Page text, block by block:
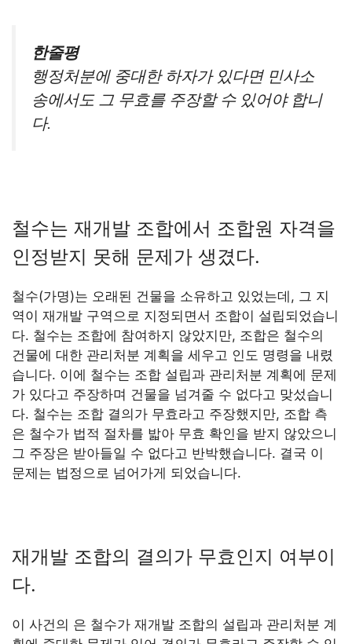
한줄평
행정처분에 중대한 하자가 있다면 민사소
송에서도 그 무효를 주장할 수 있어야 합니
다.
철수는 재개발 조합에서 조합원 자격을
인정받지 못해 문제가 생겼다.
철수(가명)는 오래된 건물을 소유하고 있었는데, 그 지
역이 재개발 구역으로 지정되면서 조합이 설립되었습니
다. 철수는 조합에 참여하지 않았지만, 조합은 철수의
건물에 대한 관리처분 계획을 세우고 인도 명령을 내렸
습니다. 이에 철수는 조합 설립과 관리처분 계획에 문제
가 있다고 주장하며 건물을 넘겨줄 수 없다고 맞섰습니
다. 철수는 조합 결의가 무효라고 주장했지만, 조합 측
은 철수가 법적 절차를 밟아 무효 확인을 받지 않았으니
그 주장은 받아들일 수 없다고 반박했습니다. 결국 이
문제는 법정으로 넘어가게 되었습니다.
재개발 조합의 결의가 무효인지 여부이
다.
이 사건의 은 철수가 재개발 조합의 설립과 관리처분 계